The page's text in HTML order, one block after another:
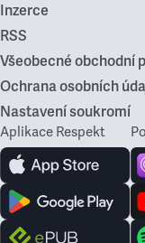
Inzerce
RSS
Všeobecné obchodní
Ochrana osobních
Nastavení soukromí
Aplikace Respekt